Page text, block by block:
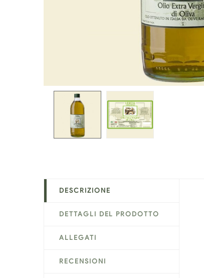
DESCRIZIONE
DETTAGLI DEL PRODOTTO
ALLEGATI
RECENSIONI